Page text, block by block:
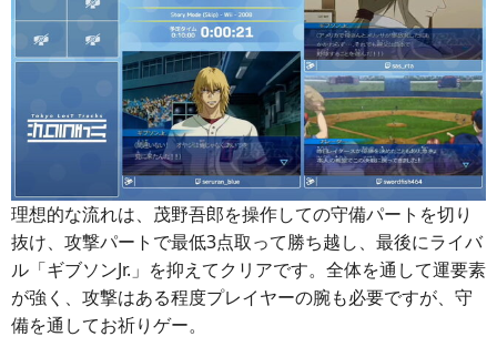
理想的な流れは、茂野吾郎を操作しての守備パートを切り
抜け、攻撃パートで最低3点取って勝ち越し、最後にライバ
ル「ギブソンJr.」を抑えてクリアです。全体を通して運要素
が強く、攻撃はある程度プレイヤーの腕も必要ですが、守
備を通してお祈りゲー。